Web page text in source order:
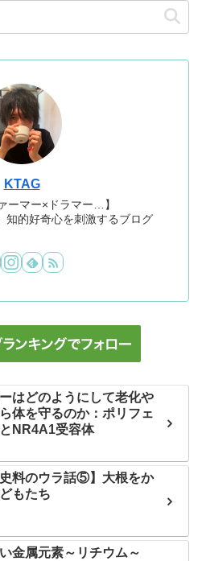
KTAG
ーマー×ドラマー…】
知的好奇心を刺激するブログ
はどのようにして老化や
体を守るのか：ポリフェ
NR4A1受容体
史料のウラ話⑤】大根をか
もたち
金属元素～リチウム～